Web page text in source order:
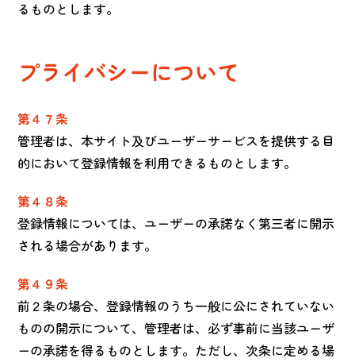
るものとします。
プライバシーについて
第４７条
管理者は、本サイト及びユーザーサービスを提供する目
的において登録情報を利用できるものとします。
第４８条
登録情報については、ユーザーの承諾なく第三者に開示
される場合があります。
第４９条
前２条の場合、登録情報のうち一般に公にされていない
ものの開示について、管理者は、必ず事前に当該ユーザ
ーの承諾を得るものとします。ただし、次条に定める場